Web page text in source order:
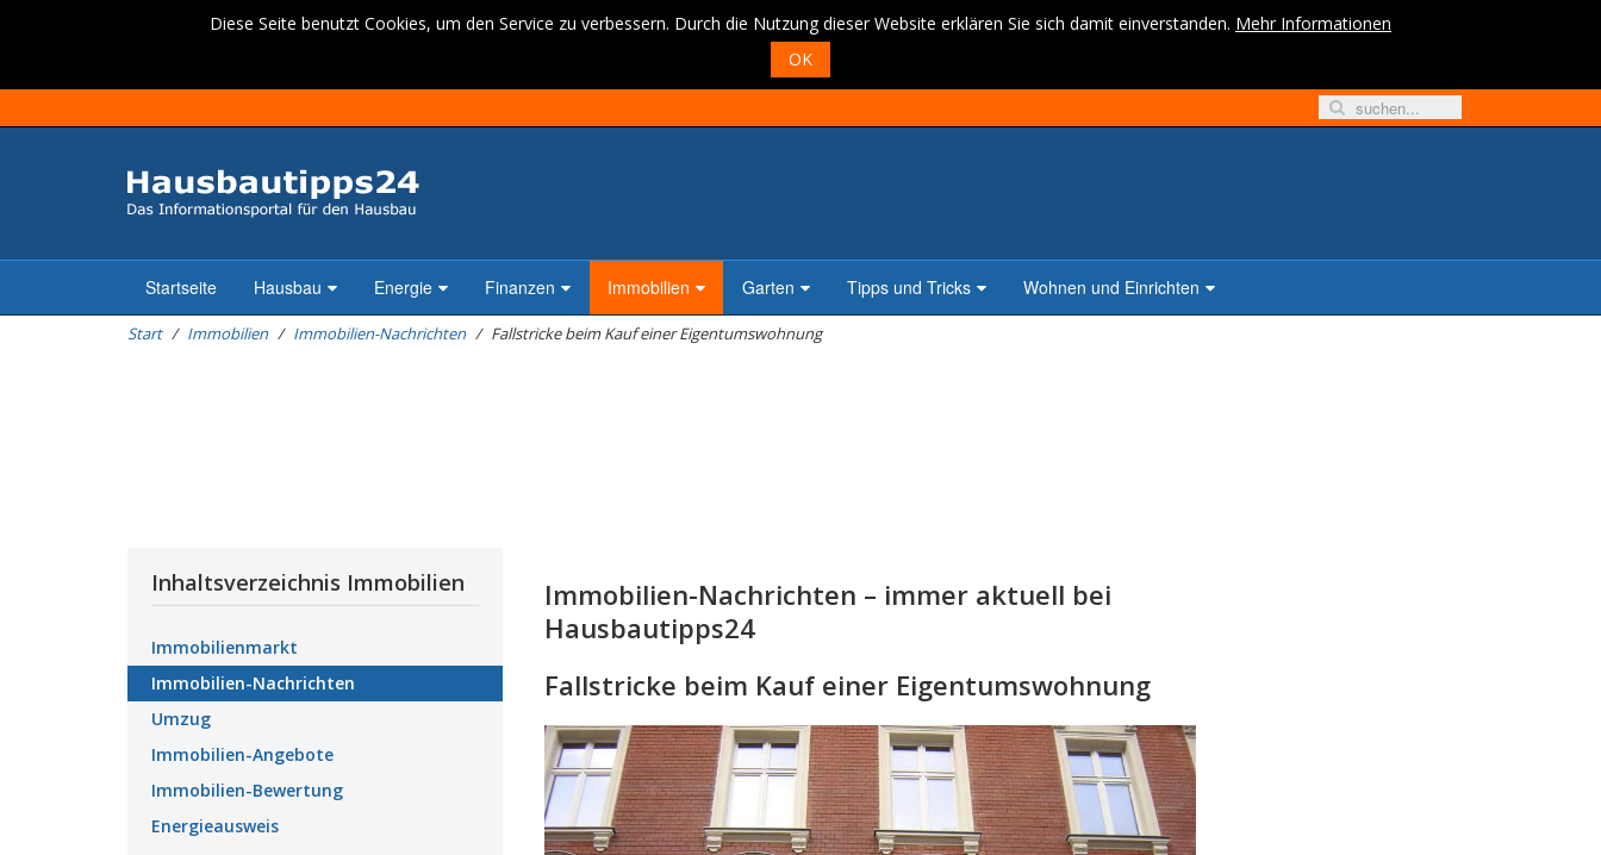
Diese Seite benutzt Cookies, um den Service zu verbessern. Durch die Nutzung dieser Website erklären Sie sich damit einverstanden. Mehr Informationen
OK
Startseite Hausbau Energie Finanzen Immobilien Garten Tipps und Tricks Wohnen und Einrichten
Start Immobilien Immobilien-Nachrichten Fallstricke beim Kauf einer Eigentumswohnung
Immobilien-Nachrichten – immer aktuell bei
Hausbautipps24
Fallstricke beim Kauf einer Eigentumswohnung
Inhaltsverzeichnis Immobilien
Immobilienmarkt
Immobilien-Nachrichten
Umzug
Immobilien-Angebote
Immobilien-Bewertung
Energieausweis